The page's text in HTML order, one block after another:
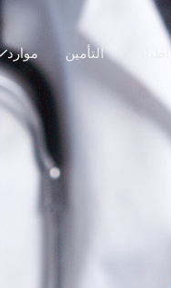
التأمين موارد